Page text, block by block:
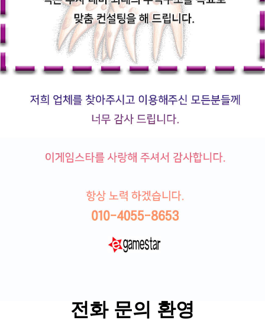
전화 문의 환영